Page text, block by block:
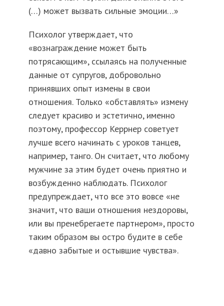
(…) может вызвать сильные эмоции…»
Психолог утверждает, что
«вознаграждение может быть
потрясающим», ссылаясь на полученные
данные от супругов, добровольно
принявших опыт измены в свои
отношения. Только «обставлять» измену
следует красиво и эстетично, именно
поэтому, профессор Керрнер советует
лучше всего начинать с уроков танцев,
например, танго. Он считает, что любому
мужчине за этим будет очень приятно и
возбужденно наблюдать. Психолог
предупреждает, что все это вовсе «не
значит, что ваши отношения нездоровы,
или вы пренебрегаете партнером», просто
таким образом вы остро будите в себе
«давно забытые и остывшие чувства».